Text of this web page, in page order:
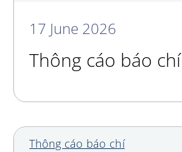
17 June 2026
Thông cáo báo chí
Thông cáo báo chí